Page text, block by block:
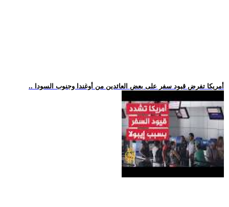
.. أمريكا تفرض قيود سفر على بعض العائدين من أوغندا وجنوب السودا